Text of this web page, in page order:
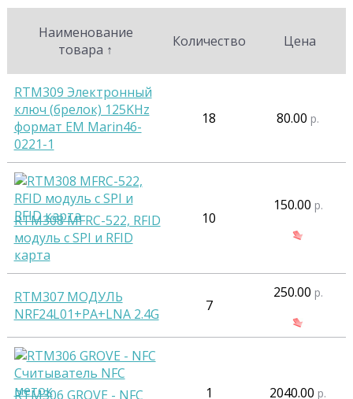
Наименование
товара ↑ Количество Цена
RTM309 Электронный
ключ (брелок) 125KHz
формат EM Marin46-
0221-1
18 80.00 р.
RTM308 MFRC-522, RFID
модуль c SPI и RFID
карта
10
150.00 р.
RTM307 МОДУЛЬ
NRF24L01+PA+LNA 2.4G
7
250.00 р.
RTM306 GROVE - NFC
1 2040.00 р.